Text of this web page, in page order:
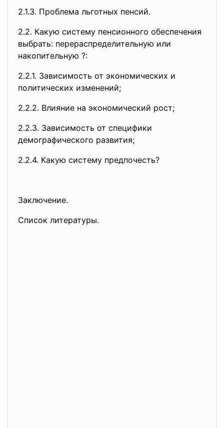
2.1.3. Проблема льготных пенсий.
2.2. Какую систему пенсионного обеспечения
выбрать: перераспределительную или
накопительную ?:
2.2.1. Зависимость от экономических и
политических изменений;
2.2.2. Влияние на экономический рост;
2.2.3. Зависимость от специфики
демографического развития;
2.2.4. Какую систему предпочесть?
Заключение.
Список литературы.